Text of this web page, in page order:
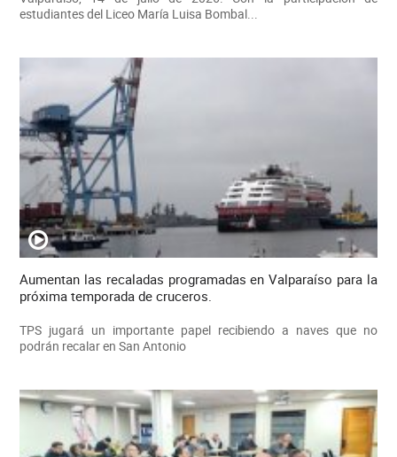
estudiantes del Liceo María Luisa Bombal...
Aumentan las recaladas programadas en Valparaíso para la
próxima temporada de cruceros.
TPS jugará un importante papel recibiendo a naves que no
podrán recalar en San Antonio